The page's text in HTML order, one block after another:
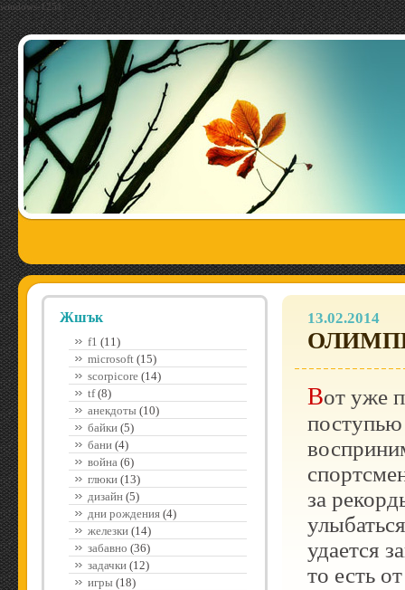
windows-1251
Жшък
f1 (11)
microsoft(15)
scorpicore(14)
tf(8)
анекдоты(10)
байки(5)
бани(4)
война(6)
глюки(13)
дизайн(5)
дни рождения(4)
железки(14)
забавно (36)
задачки(12)
игры(18)
13.02.2014
Вот уже почти как неделю дней по стране бодрой
за
удается
то есть